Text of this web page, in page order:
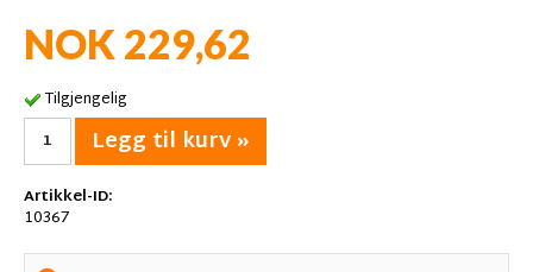
NOK 229,62
Tilgjengelig
Legg til kurv »
Artikkel-ID:
10367